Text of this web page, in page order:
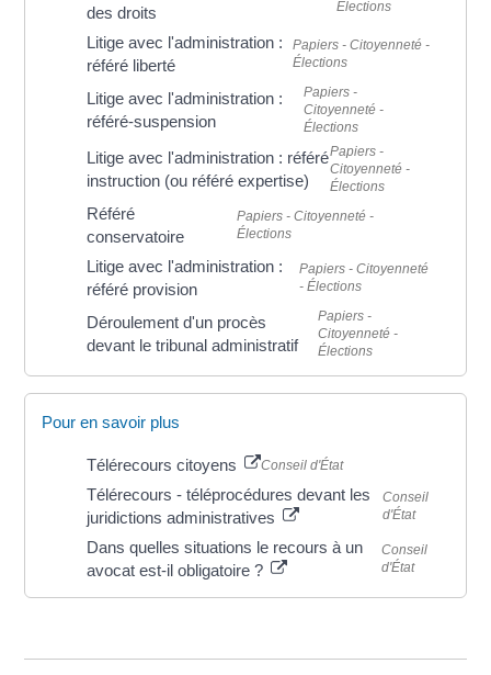
des droits Élections
Litige avec l'administration :
référé liberté
Papiers - Citoyenneté -
Élections
Litige avec l'administration :
référé-suspension
Papiers -
Citoyenneté -
Élections
Litige avec l'administration : référé
instruction (ou référé expertise)
Papiers -
Citoyenneté -
Élections
Référé
conservatoire
Papiers - Citoyenneté -
Élections
Litige avec l'administration :
référé provision
Papiers - Citoyenneté
- Élections
Déroulement d'un procès
devant le tribunal administratif
Papiers -
Citoyenneté -
Élections
Pour en savoir plus
Télérecours citoyens Conseil d'État
Télérecours - téléprocédures devant les
juridictions administratives
Conseil
d'État
Dans quelles situations le recours à un
avocat est-il obligatoire ?
Conseil
d'État